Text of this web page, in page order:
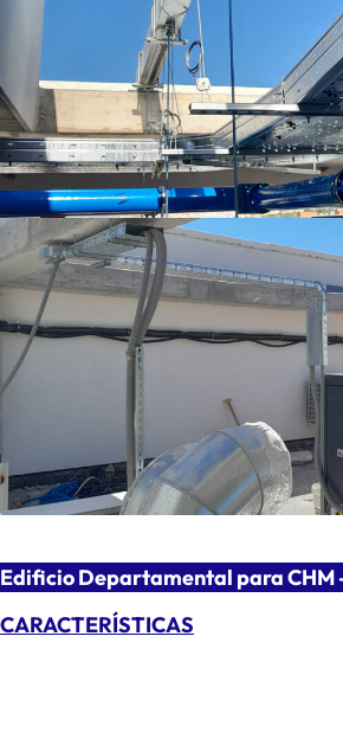
Edificio Departamental para CHM
CARACTERÍSTICAS